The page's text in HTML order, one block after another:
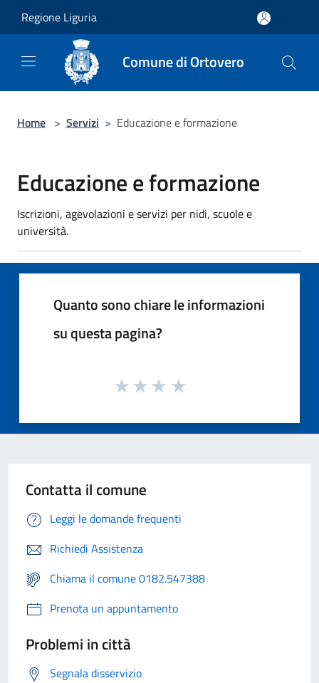
Regione Liguria
Comune di Ortovero
Home > Servizi > Educazione e formazione
Educazione e formazione
Iscrizioni, agevolazioni e servizi per nidi, scuole e
università.
Quanto sono chiare le informazioni
su questa pagina?
Contatta il comune
Leggi le domande frequenti
Richiedi Assistenza
Chiama il comune 0182.547388
Prenota un appuntamento
Problemi in città
Segnala disservizio